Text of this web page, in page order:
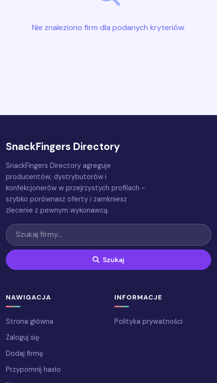
Nie znaleziono firm dla podanych kryteriów.
SnackFingers Directory
SnackFingers Directory agreguje
producentów, dystrybutorów i
konfekcjonerów w przejrzystych profilach -
szybko porównasz oferty i zamkniesz
zlecenie z pewnym wykonawcą.
Szukaj
NAWIGACJA
Strona główna
Zaloguj się
Dodaj firmę
Przypomnij hasło
INFORMACJE
Polityka prywatności